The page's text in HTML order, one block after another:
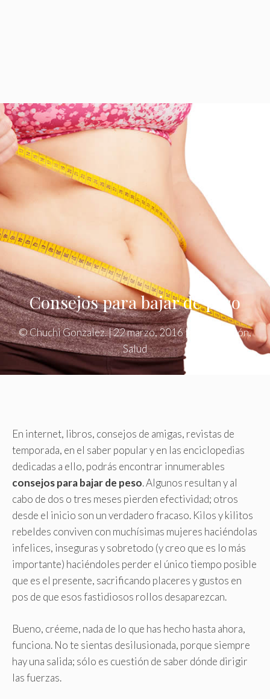
Consejos para bajar de peso
©Chuchi Gonzalez.|22 marzo, 2016| Alimentación,
Salud
En internet, libros, consejos de amigas, revistas de
temporada, en el saber popular y en las enciclopedias
dedicadas a ello, podrás encontrar innumerables
consejos para bajar de peso. Algunos resultan y al
cabo de dos o tres meses pierden efectividad; otros
desde el inicio son un verdadero fracaso. Kilos y kilitos
rebeldes conviven con muchísimas mujeres haciéndolas
infelices, inseguras y sobretodo (y creo que es lo más
importante) haciéndoles perder el único tiempo posible
que es el presente, sacrificando placeres y gustos en
pos de que esos fastidiosos rollos desaparezcan.
Bueno, créeme, nada de lo que has hecho hasta ahora,
funciona. No te sientas desilusionada, porque siempre
hay una salida; sólo es cuestión de saber dónde dirigir
las fuerzas.